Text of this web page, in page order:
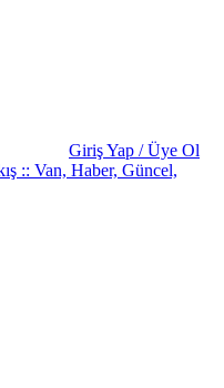
Giriş Yap / Üye Ol